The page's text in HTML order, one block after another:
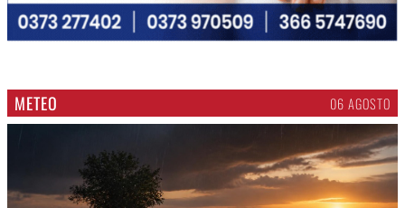
METEO 06 AGOSTO